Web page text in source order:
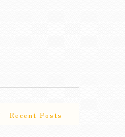
Recent Posts